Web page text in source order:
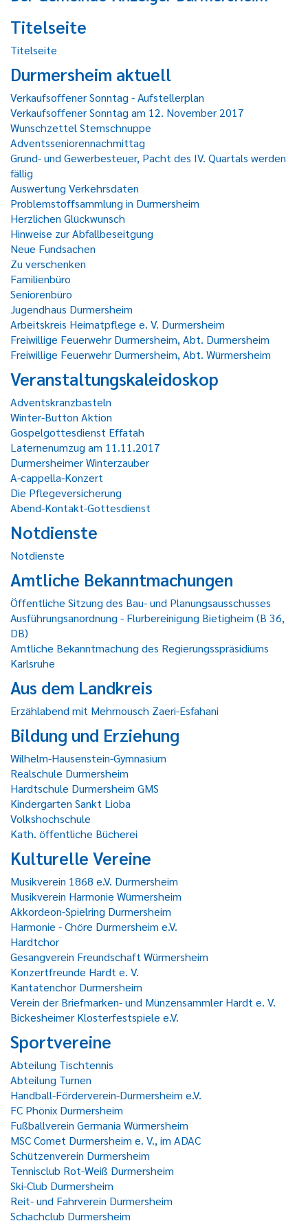
Titelseite
Titelseite
Durmersheim aktuell
Verkaufsoffener Sonntag - Aufstellerplan
Verkaufsoffener Sonntag am 12. November 2017
Wunschzettel Sternschnuppe
Adventsseniorennachmittag
Grund- und Gewerbesteuer, Pacht des IV. Quartals werden
fällig
Auswertung Verkehrsdaten
Problemstoffsammlung in Durmersheim
Herzlichen Glückwunsch
Hinweise zur Abfallbeseitgung
Neue Fundsachen
Zu verschenken
Familienbüro
Seniorenbüro
Jugendhaus Durmersheim
Arbeitskreis Heimatpflege e. V. Durmersheim
Freiwillige Feuerwehr Durmersheim, Abt. Durmersheim
Freiwillige Feuerwehr Durmersheim, Abt. Würmersheim
Veranstaltungskaleidoskop
Adventskranzbasteln
Winter-Button Aktion
Gospelgottesdienst Effatah
Laternenumzug am 11.11.2017
Durmersheimer Winterzauber
A-cappella-Konzert
Die Pflegeversicherung
Abend-Kontakt-Gottesdienst
Notdienste
Notdienste
Amtliche Bekanntmachungen
Öffentliche Sitzung des Bau- und Planungsausschusses
Ausführungsanordnung - Flurbereinigung Bietigheim (B 36,
DB)
Amtliche Bekanntmachung des Regierungsspräsidiums
Karlsruhe
Aus dem Landkreis
Erzählabend mit Mehrnousch Zaeri-Esfahani
Bildung und Erziehung
Wilhelm-Hausenstein-Gymnasium
Realschule Durmersheim
Hardtschule Durmersheim GMS
Kindergarten Sankt Lioba
Volkshochschule
Kath. öffentliche Bücherei
Kulturelle Vereine
Musikverein 1868 e.V. Durmersheim
Musikverein Harmonie Würmersheim
Akkordeon-Spielring Durmersheim
Harmonie - Chöre Durmersheim e.V.
Hardtchor
Gesangverein Freundschaft Würmersheim
Konzertfreunde Hardt e. V.
Kantatenchor Durmersheim
Verein der Briefmarken- und Münzensammler Hardt e. V.
Bickesheimer Klosterfestspiele e.V.
Sportvereine
Abteilung Tischtennis
Abteilung Turnen
Handball-Förderverein-Durmersheim e.V.
FC Phönix Durmersheim
Fußballverein Germania Würmersheim
MSC Comet Durmersheim e. V., im ADAC
Schützenverein Durmersheim
Tennisclub Rot-Weiß Durmersheim
Ski-Club Durmersheim
Reit- und Fahrverein Durmersheim
Schachclub Durmersheim